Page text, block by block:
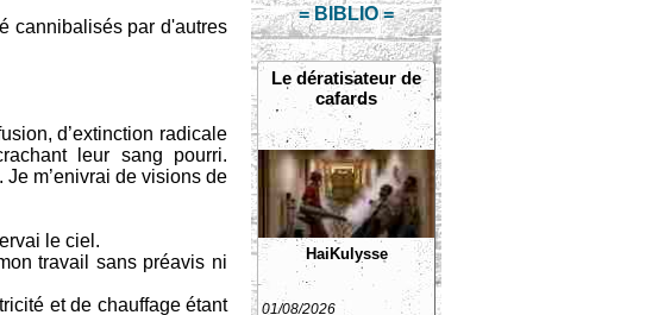
= BIBLIO =
Le dératisateur de
cafards
HaiKulysse
01/08/2026
cannibalisés par d'autres
d’extinction radicale
leur sang pourri.
m’enivrai de visions de
le ciel.
travail sans préavis ni
et de chauffage étant